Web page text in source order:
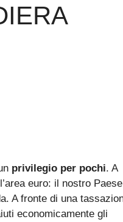
privilegio per pochi. A
euro: il nostro
A fronte di una
economicamente gli